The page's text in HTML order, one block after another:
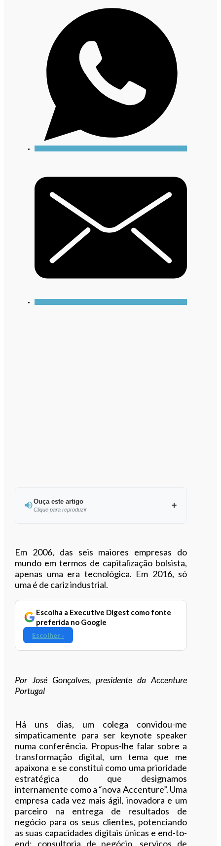
Ouça este artigo
Clique para reproduzir
Em 2006, das seis maiores empresas do
mundo em termos de capitalização bolsista,
apenas uma era tecnológica. Em 2016, só
uma é de cariz industrial.
Escolha a Executive Digest como fonte
preferida no Google
Escolher ›
Por José Gonçalves, presidente da Accenture
Portugal
Há uns dias, um colega convidou-me
simpaticamente para ser keynote speaker
numa conferência. Propus-lhe falar sobre a
transformação digital, um tema que me
apaixona e se constitui como uma prioridade
estratégica do que designamos
internamente como a “nova Accenture”. Uma
empresa cada vez mais ágil, inovadora e um
parceiro na entrega de resultados de
negócio para os seus clientes, potenciando
as suas capacidades digitais únicas e end-to-
end: consultoria de negócio, serviços de